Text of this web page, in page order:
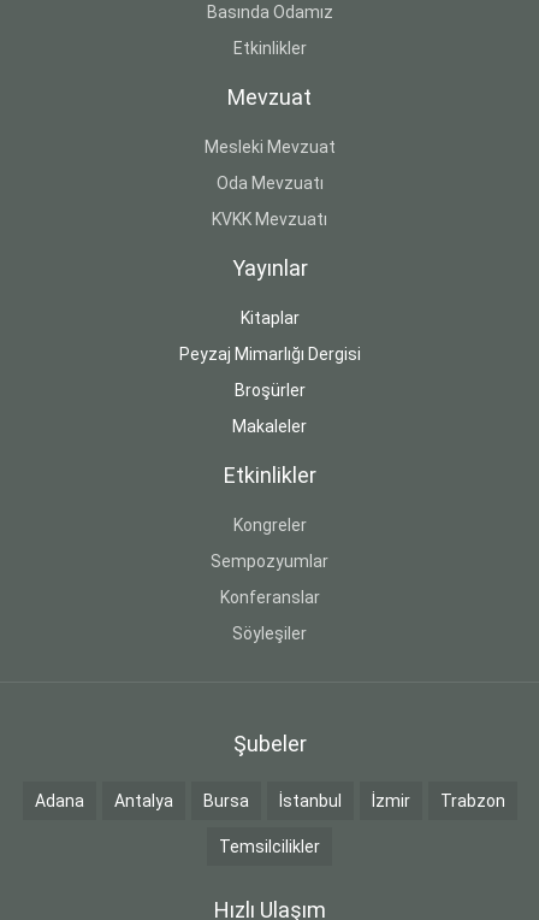
Basında Odamız
Etkinlikler
Mevzuat
Mesleki Mevzuat
Oda Mevzuatı
KVKK Mevzuatı
Yayınlar
Kitaplar
Peyzaj Mimarlığı Dergisi
Broşürler
Makaleler
Etkinlikler
Kongreler
Sempozyumlar
Konferanslar
Söyleşiler
Şubeler
Adana Antalya Bursa İstanbul İzmir Trabzon
Temsilcilikler
Hızlı Ulaşım